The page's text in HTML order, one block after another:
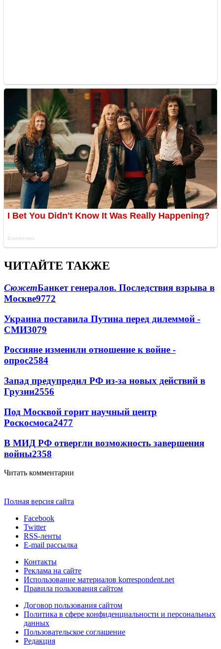
ЧИТАЙТЕ ТАКЖЕ
СюжетБанкет генералов. Последствия взрыва в
Москве9772
Украина поставила Путина перед дилеммой -
СМИ3079
Россияне изменили отношение к войне -
опрос2584
Запад предупредил РФ из-за новых действий в
Грузии2556
Под Москвой горит научный центр
Роскосмоса2477
В МИД РФ отвергли возможность завершения
войны2358
Читать комментарии
Полная версия сайта
Facebook
Twitter
RSS-ленты
E-mail рассылка
Контакты
Реклама на сайте
Использование материалов korrespondent.net
Правила пользования сайтом
Договор пользования сайтом
Политика в сфере конфиденциальности и персональных
данных
Пользовательское соглашение
Редакция